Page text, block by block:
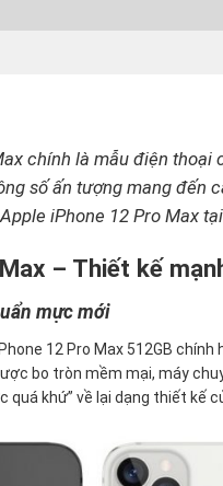
chính là mẫu điện thoại
số ấn tượng mang đến
iPhone 12 Pro Max
– Thiết kế
mực mới
12 Pro Max 512GB
bo tròn mềm mại, máy
quá khứ” về lại dạng thiết kế